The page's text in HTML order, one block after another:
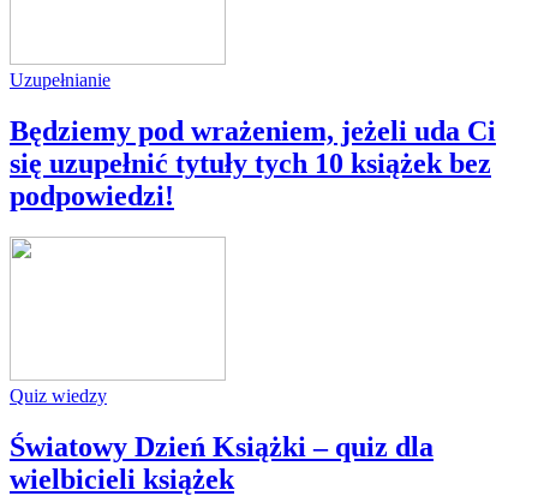
Uzupełnianie
Będziemy pod wrażeniem, jeżeli uda Ci
się uzupełnić tytuły tych 10 książek bez
podpowiedzi!
Quiz wiedzy
Światowy Dzień Książki – quiz dla
wielbicieli książek